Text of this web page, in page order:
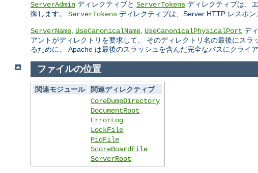
ServerAdmin ディレクティブと ServerTokens ディレクティブは、
御します。 ServerTokens ディレクティブは、Server HTTP レスポン
ServerName UseCanonicalName UseCanonicalPhysicalPort デ
アントがディレクトリを要求して、 そのディレクトリ名の最後にス
るために、 Apache は最後のスラッシュを含んだ完全なパスにクライ
ファイルの位置
関連モジュール
関連ディレクティブ
CoreDumpDirectory
DocumentRoot
ErrorLog
LockFile
PidFile
ScoreBoardFile
ServerRoot